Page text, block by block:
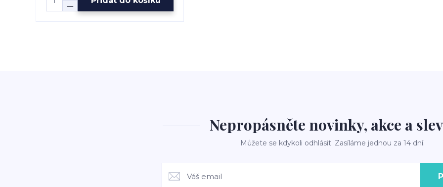
Nepropásněte novinky, akce a
Můžete se kdykoli odhlásit. Zasíláme jednou za 14 dní.